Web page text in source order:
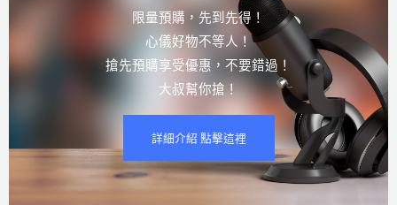
限量預購，先到先得！
心儀好物不等人！
搶先預購享受優惠，不要錯過！
大叔幫你搶！
詳細介紹 點擊這裡